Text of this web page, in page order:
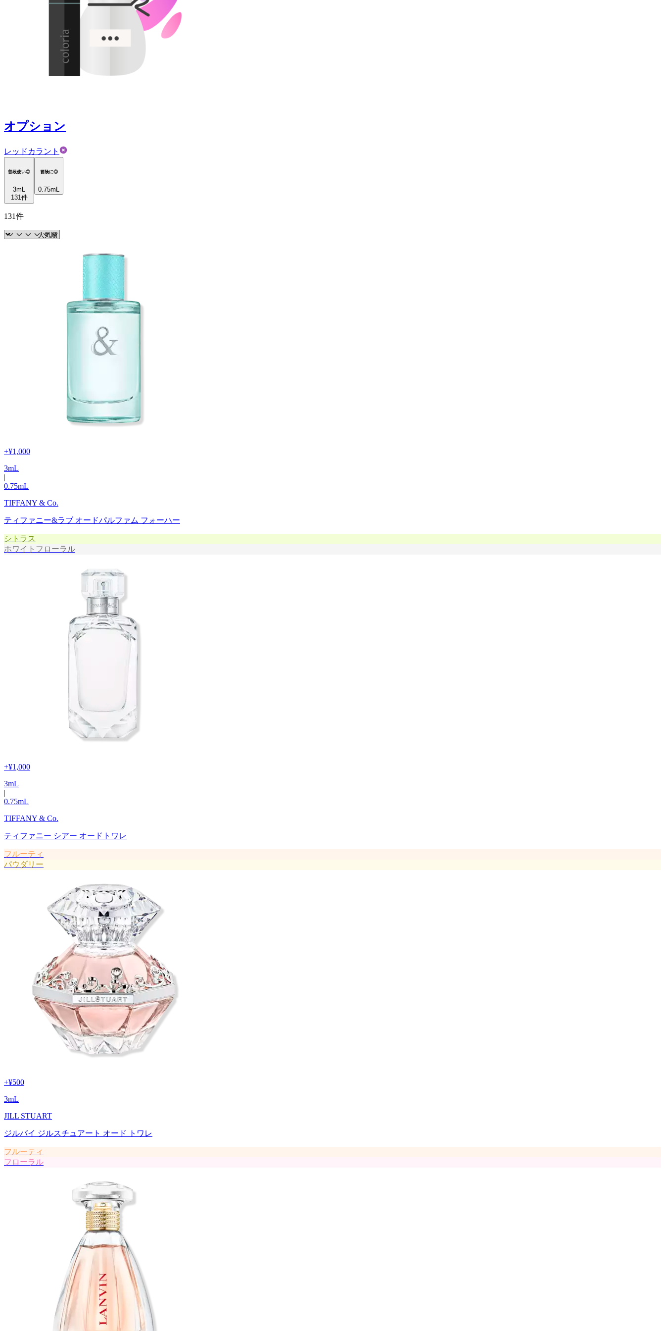
オプション
レッドカラント
普段使い◎
3mL
131件
冒険に◎
0.75mL
131件
+¥1,000
3mL
|
0.75mL
TIFFANY & Co.
ティファニー&ラブ オードパルファム フォーハー
シトラス
ホワイトフローラル
+¥1,000
3mL
|
0.75mL
TIFFANY & Co.
ティファニー シアー オードトワレ
フルーティ
パウダリー
+¥500
3mL
JILL STUART
ジルバイ ジルスチュアート オード トワレ
フルーティ
フローラル